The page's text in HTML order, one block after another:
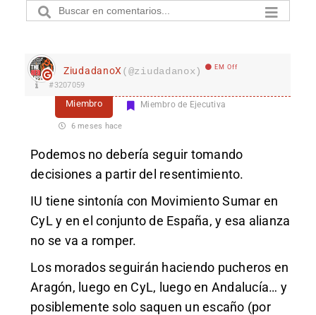
ZiudadanoX (@ziudadanox) EM Off
#3207059
Miembro Miembro de Ejecutiva
6 meses hace
Podemos no debería seguir tomando
decisiones a partir del resentimiento.
IU tiene sintonía con Movimiento Sumar en
CyL y en el conjunto de España, y esa alianza
no se va a romper.
Los morados seguirán haciendo pucheros en
Aragón, luego en CyL, luego en Andalucía… y
posiblemente solo saquen un escaño (por